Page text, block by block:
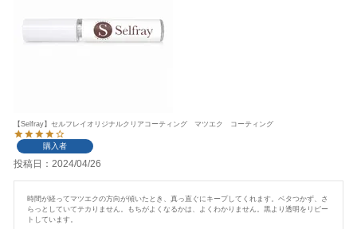
【Selfray】セルフレイオリジナルクリアコーティング マツエク コーティング
購入者
投稿日 2024/04/26
時間が経ってマツエクの方向が傾いたとき、真っ直ぐにキープしてくれます。ベタつかず、さ
らっとしていてテカりません。もちがよくなるかは、よくわかりません。黒より透明をリピー
トしています。